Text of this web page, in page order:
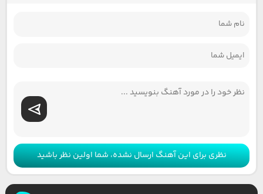
نظری برای این آهنگ ارسال نشده، شما اولین نظر باشید